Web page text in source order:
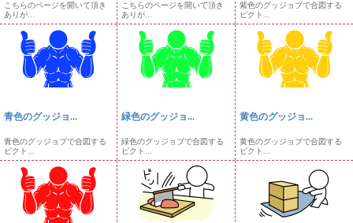
こちらのページを開いて頂き
ありが...
こちらのページを開いて頂き
ありが...
紫色のグッジョブで合図する
ピクト...
青色のグッジョ...
青色のグッジョブで合図する
ピクト...
緑色のグッジョ...
緑色のグッジョブで合図する
ピクト...
黄色のグッジョ...
黄色のグッジョブで合図する
ピクト...